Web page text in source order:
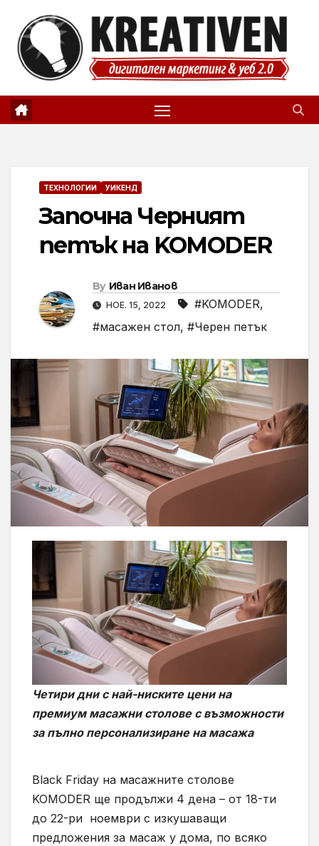
content
ТЕХНОЛОГИИ УИКЕНД
Започна Черният
петък на KOMODER
By Иван Иванов
НОЕ. 15, 2022 #KOMODER,
#масажен стол, #Черен петък
Четири дни с най-ниските цени на
премиум масажни столове с възможности
за пълно персонализиране на масажа
Black Friday на масажните столове
KOMODER ще продължи 4 дена – от 18-ти
до 22-ри ноември с изкушаващи
предложения за масаж у дома, по всяко